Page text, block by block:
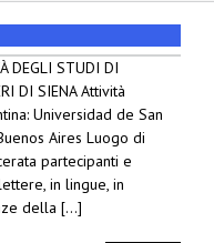
DEGLI STUDI DI
DI SIENA Attività
Universidad de San
Aires Luogo di
partecipanti e
in lingue, in
della [...]